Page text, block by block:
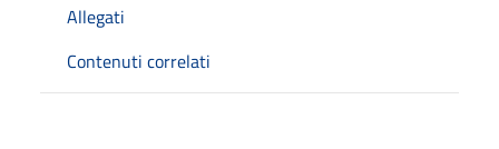
Allegati
Contenuti correlati